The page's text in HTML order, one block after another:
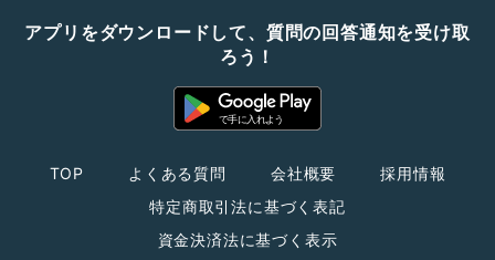
アプリをダウンロードして、質問の回答通知を受け取
ろう！
TOP よくある質問 会社概要
採用情報
特定商取引法に基づく表記
資金決済法に基づく表示